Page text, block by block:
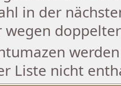
in der
wegen
Liste nicht